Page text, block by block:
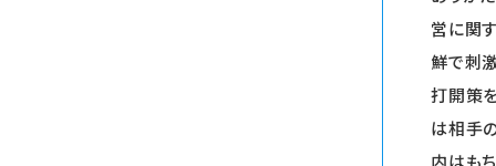
営に関
鮮で刺
打開策
は相手
内はも